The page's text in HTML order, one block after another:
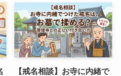
【戒名相談】お寺に内緒で